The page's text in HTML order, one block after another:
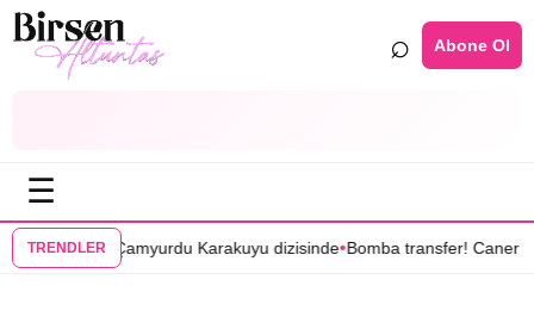
⌕ Abone Ol
☰
TRENDLER
Karakuyu dizisinde•Bomba transfer! Caner Cindoruk, Oktay